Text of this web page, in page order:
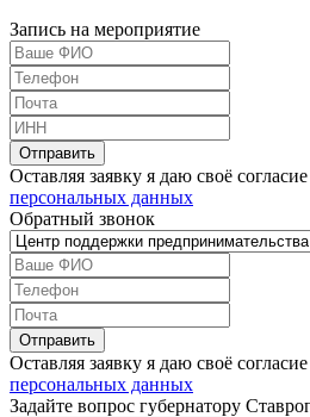
Запись на мероприятие
Оставляя заявку я даю своё
персональных данных
Обратный звонок
Оставляя заявку я даю своё
персональных данных
Задайте вопрос губернатору